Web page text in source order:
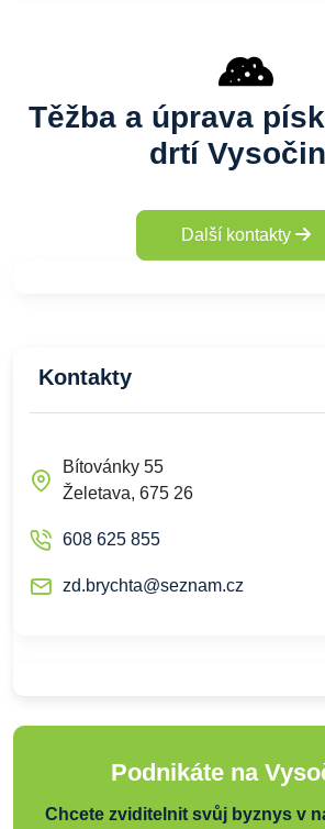
Těžba a úprava
drtí
Další kontakty
Kontakty
Bítovánky 55
Želetava, 675 26
608 625 855
zd.brychta@seznam.cz
Podnikáte na
Chcete zviditelnit svůj byznys v